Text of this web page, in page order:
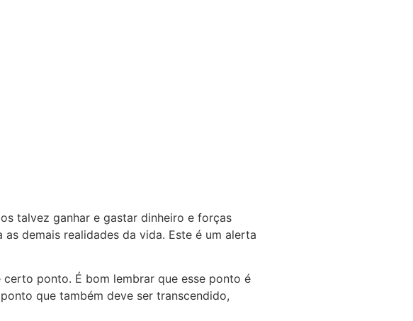
talvez ganhar e gastar dinheiro e forças
demais realidades da vida. Este é um alerta
ponto. É bom lembrar que esse ponto é
que também deve ser transcendido,